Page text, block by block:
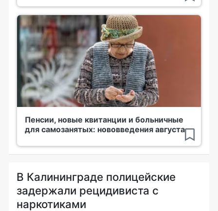
Пенсии, новые квитанции и больничные
для самозанятых: нововведения августа
В Калининграде полицейские
задержали рецидивиста с
наркотиками